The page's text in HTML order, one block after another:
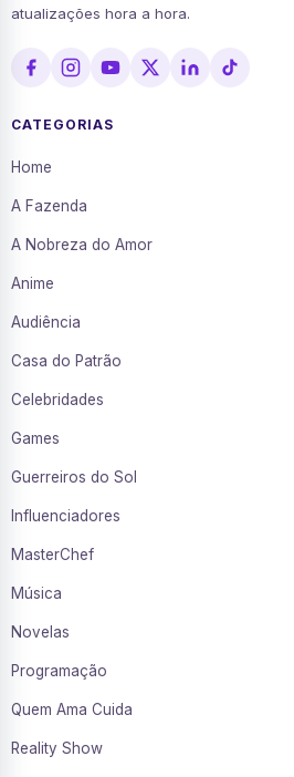
atualizações hora a hora.
CATEGORIAS
Home
A Fazenda
A Nobreza do Amor
Anime
Audiência
Casa do Patrão
Celebridades
Games
Guerreiros do Sol
Influenciadores
MasterChef
Música
Novelas
Programação
Quem Ama Cuida
Reality Show